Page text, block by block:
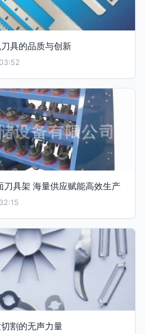
具的品质与创新
具架 海量供应赋能高效生产
割的无声力量